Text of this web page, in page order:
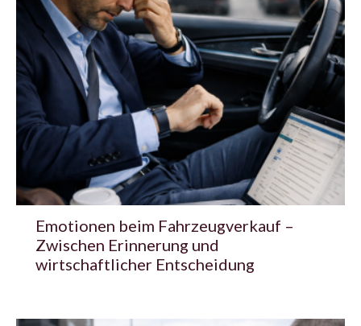
Emotionen beim Fahrzeugverkauf –
Zwischen Erinnerung und
wirtschaftlicher Entscheidung